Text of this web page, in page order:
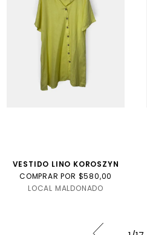
VESTIDO LINO KOROSZYN
COMPRAR POR $580,00
LOCAL MALDONADO